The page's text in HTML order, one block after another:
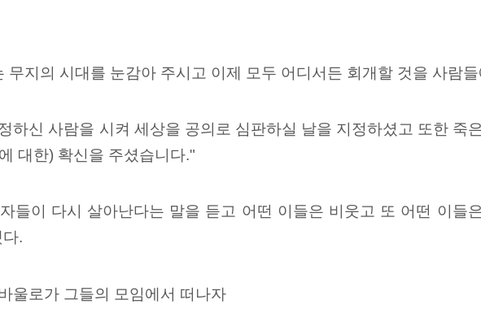
무지의 시대를 눈감아 주시고 이제 모두 어디서든 회개할 것을 사람
하신 사람을 시켜 세상을 공의로 심판하실 날을 지정하셨고 또한 죽
대한) 확신을 주셨습니다."
들이 다시 살아난다는 말을 듣고 어떤 이들은 비웃고 또 어떤 이들
.
울로가 그들의 모임에서 떠나자